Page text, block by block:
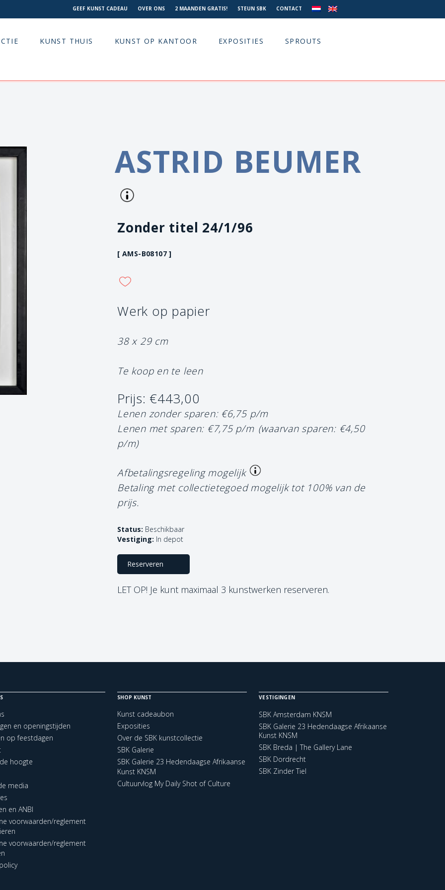
GEEF KUNST CADEAU OVER ONS 2 MAANDEN GRATIS! STEUN SBK CONTACT
KUNST THUIS KUNST OP KANTOOR EXPOSITIES SPROUTS
ASTRID BEUMER
Zonder titel 24/1/96
[ AMS-B08107 ]
Werk op papier
38 x 29 cm
Te koop en te leen
Prijs: €443,00
Lenen zonder sparen: €6,75 p/m
Lenen met sparen: €7,75 p/m (waarvan sparen: €4,50
p/m)
Afbetalingsregeling mogelijk
Betaling met collectietegoed mogelijk tot 100% van de
prijs.
Status: Beschikbaar
Vestiging: In depot
Reserveren
LET OP! Je kunt maximaal 3 kunstwerken reserveren.
en openingstijden
op feestdagen
hoogte
media
en ANBI
voorwaarden/reglement
voorwaarden/reglement
SHOP KUNST
Kunst cadeaubon
Exposities
Over de SBK kunstcollectie
SBK Galerie
SBK Galerie 23 Hedendaagse Afrikaanse
Kunst KNSM
Cultuurvlog My Daily Shot of Culture
VESTIGINGEN
SBK Amsterdam KNSM
SBK Galerie 23 Hedendaagse Afrikaanse
Kunst KNSM
SBK Breda | The Gallery Lane
SBK Dordrecht
SBK Zinder Tiel